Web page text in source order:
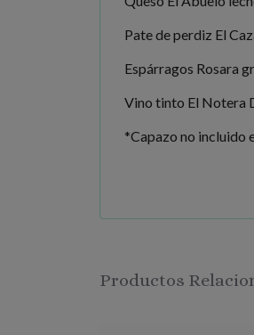
Pate de perdiz El
Espárragos Rosara
Vino tinto El Notera
*Capazo no incluido
Productos